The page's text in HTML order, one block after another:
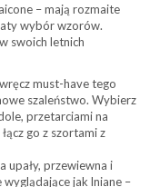
– mają rozmaite
wybór wzorów.
swoich letnich
must-have tego
szaleństwo. Wybierz
przetarciami na
go z szortami z
upały, przewiewna i
jak lniane –